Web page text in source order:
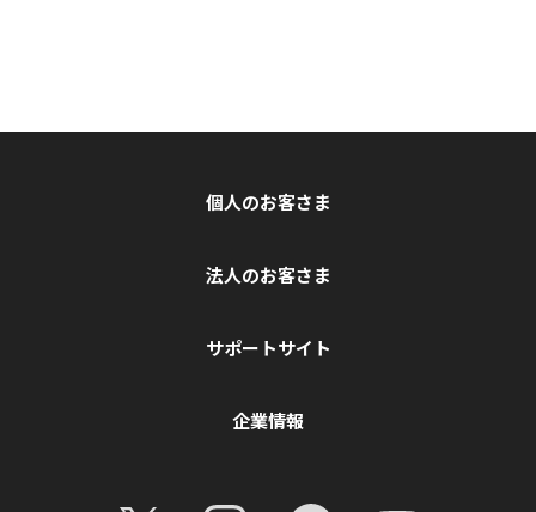
個人のお客さま
法人のお客さま
サポートサイト
企業情報